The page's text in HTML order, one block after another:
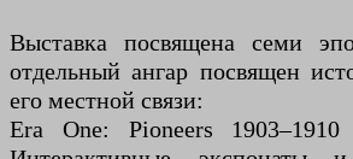
Выставка посвящена семи
отдельный ангар посвящен
его местной связи:
Era One: Pioneers